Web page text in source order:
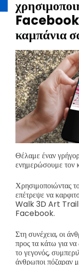
Facebook
καμπάνια
Θέλαμε έναν
ενημερώσουμε τον
Χρησιμοποιώντας
επέτρεψε να
Walk 3D Art Trail
Facebook.
Στη συνέχεια, οι
προς τα κάτω για
το γεγονός,
άνθρωποι πόζαραν